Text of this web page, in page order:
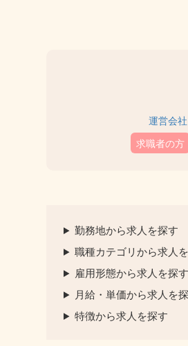
運営会社
勤務地から求人を探す
職種カテゴリから求人
雇用形態から求人を探す
月給・単価から求人を
特徴から求人を探す